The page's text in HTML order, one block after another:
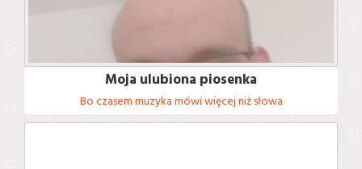
Moja ulubiona piosenka
Bo czasem muzyka mówi więcej niż słowa